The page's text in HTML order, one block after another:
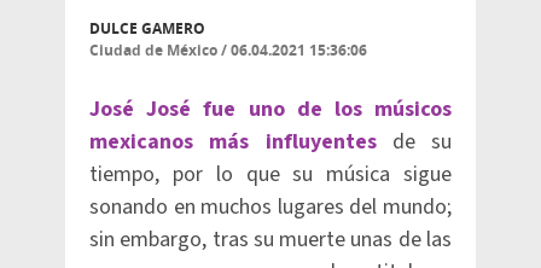
DULCE GAMERO
Ciudad de México/06.04.2021 15:36:06
José José fue uno de los músicos
mexicanos más influyentes de su
tiempo, por lo que su música sigue
sonando en muchos lugares del mundo;
sin embargo, tras su muerte unas de las